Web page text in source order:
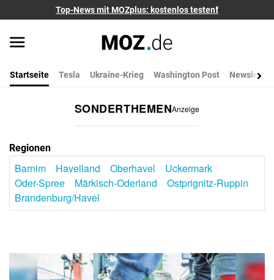
Top-News mit MOZplus: kostenlos testen❗
Startseite Tesla Ukraine-Krieg Washington Post Newsletter
SONDERTHEMENAnzeige
Regionen
Barnim Havelland Oberhavel
Uckermark
Oder-Spree
Märkisch-Oderland
Ostprignitz-Ruppin
Brandenburg/Havel